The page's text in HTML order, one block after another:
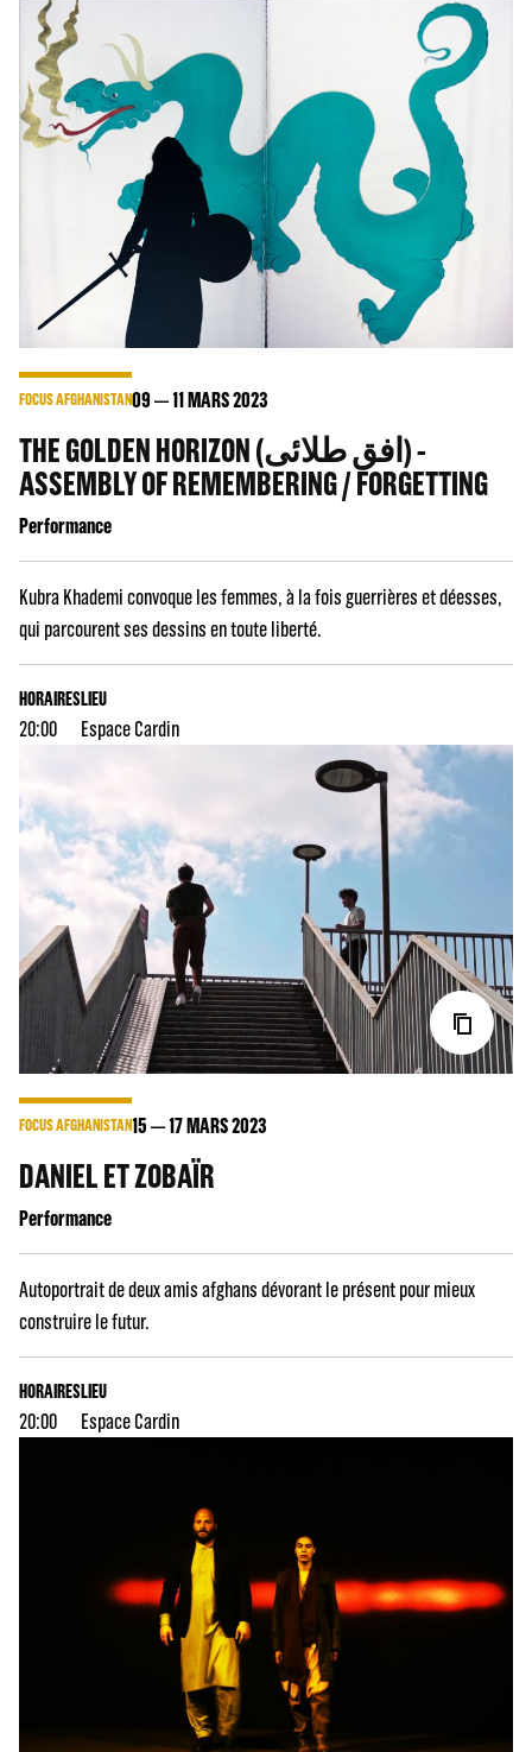
FOCUS AFGHANISTAN09 11MARS 2023
THE GOLDEN HORIZON (افق طلائی) -
ASSEMBLY OF REMEMBERING / FORGETTING
Performance
Kubra Khademi convoque les femmes, à la fois guerrières et déesses,
qui parcourent ses dessins en toute liberté.
HORAIRES
20:00
LIEU
Espace Cardin
FOCUS AFGHANISTAN15 17MARS 2023
DANIEL ET ZOBAÏR
Performance
Autoportrait de deux amis afghans dévorant le présent pour mieux
construire le futur.
HORAIRES
20:00
LIEU
Espace Cardin